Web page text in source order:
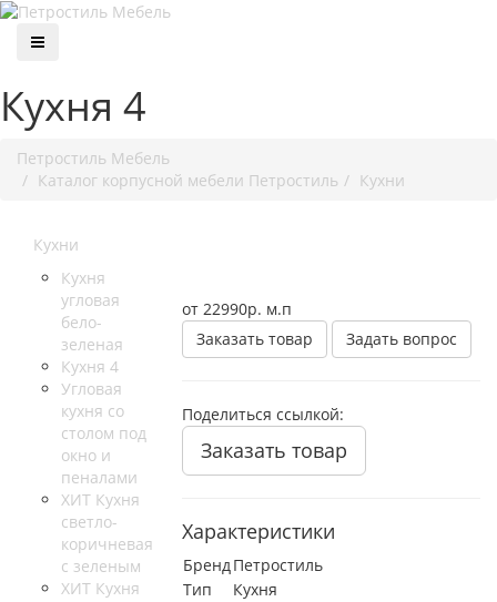
Кухня 4
Петростиль Мебель
Каталог корпусной мебели Петростиль
Кухни
Кухни
Кухня
угловая
бело-
зеленая
Кухня 4
Угловая
кухня со
столом под
окно и
пеналами
ХИТ Кухня
светло-
коричневая
с зеленым
ХИТ Кухня
от 22990р. м.п
Заказать товар
Задать вопрос
Поделиться ссылкой:
Заказать товар
Характеристики
БрендПетростиль
Тип
Кухня